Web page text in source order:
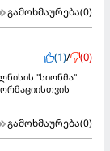
გამოხმაურება(0)
(1)/ (0)
"სიონმა"
გამოხმაურება(0)